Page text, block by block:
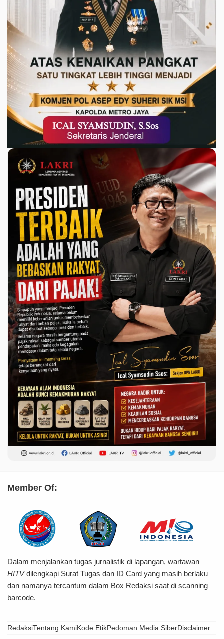
Member Of:
Dalam menjalankan tugas jurnalistik di lapangan, wartawan
HITVdilengkapi Surat Tugas dan ID Card yang masih berlaku
dan namanya tercantum dalam Box Redaksi saat di scanning
barcode.
RedaksiTentang KamiKode EtikPedoman Media SiberDisclaimer